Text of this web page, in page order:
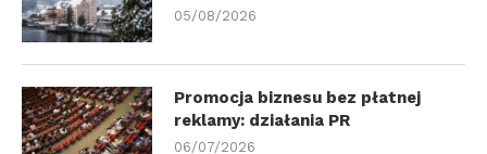
05/08/2026
Promocja biznesu bez płatnej
reklamy: działania PR
06/07/2026